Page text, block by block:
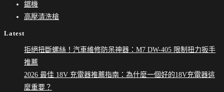
鋸機
高壓清洗槍
Latest
拒絕扭斷螺絲！汽車維修防呆神器：M7 DW-405 限制扭力扳手
推薦
2026 最佳 18V 充電器推薦指南：為什麼一個好的18V充電器這
麼重要？